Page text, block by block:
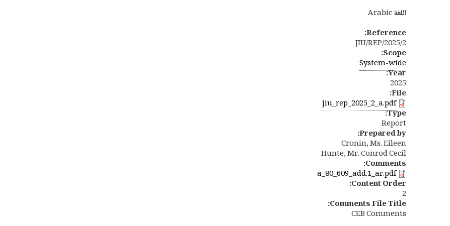
اللغة
Reference:
JIU/REP/2025/2
Scope:
System-wide
Year:
2025
File:
jiu_rep_2025_2_a.pdf
Type:
Report
Prepared by:
Cronin, Ms. Eileen
Hunte, Mr. Conrod Cecil
Comments:
a_80_609_add.1_ar.pdf
Content Order:
2
Comments File Title:
CEB Comments